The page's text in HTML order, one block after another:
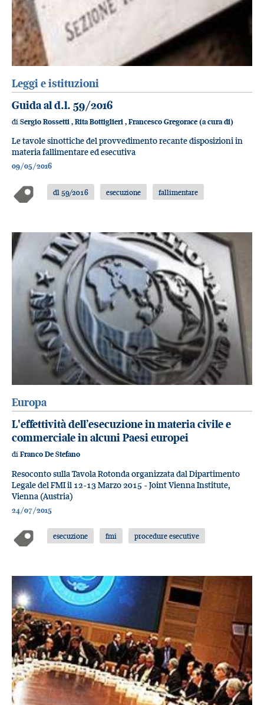
Leggi e istituzioni
Guida al d.l. 59/2016
di Sergio Rossetti , Rita Bottiglieri , Francesco Gregorace (a cura di)
Le tavole sinottiche del provvedimento recante disposizioni in
materia fallimentare ed esecutiva
09/05/2016
dl 59/2016 esecuzione fallimentare
Europa
L'effettività dell’esecuzione in materia civile e
commerciale in alcuni Paesi europei
di Franco De Stefano
Resoconto sulla Tavola Rotonda organizzata dal Dipartimento
Legale del FMI il 12-13 Marzo 2015 - Joint Vienna Institute,
Vienna (Austria)
24/07/2015
esecuzione fmi procedure esecutive